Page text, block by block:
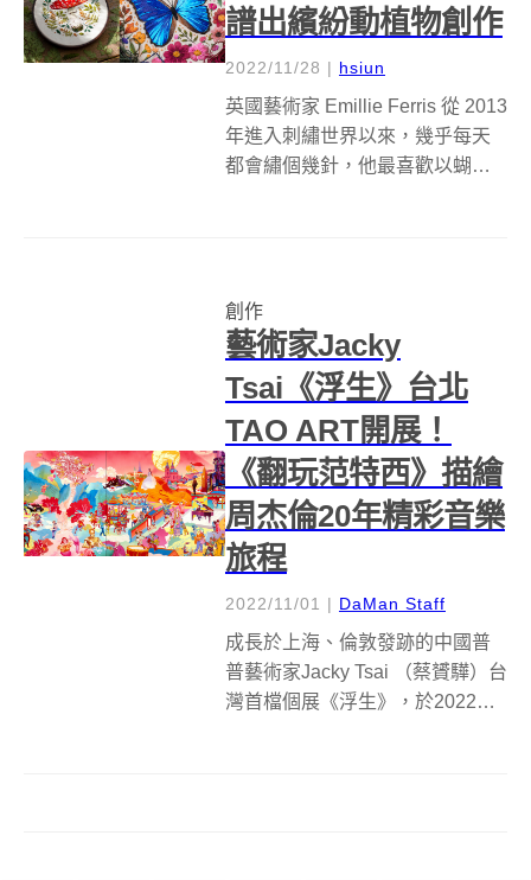
譜出繽紛動植物創作
2022/11/28 | hsiun
英國藝術家 Emillie Ferris 從 2013
年進入刺繡世界以來，幾乎每天
都會繡個幾針，他最喜歡以蝴
甚至從視覺上，就可...
創作
藝術家Jacky
Tsai《浮生》台北
TAO ART開展！
《翻玩范特西》描繪
周杰倫20年精彩音樂
旅程
2022/11/01 | DaMan Staff
成長於上海、倫敦發跡的中國普
普藝術家Jacky Tsai （蔡贇驊）台
灣首檔個展《浮生》，於2022年